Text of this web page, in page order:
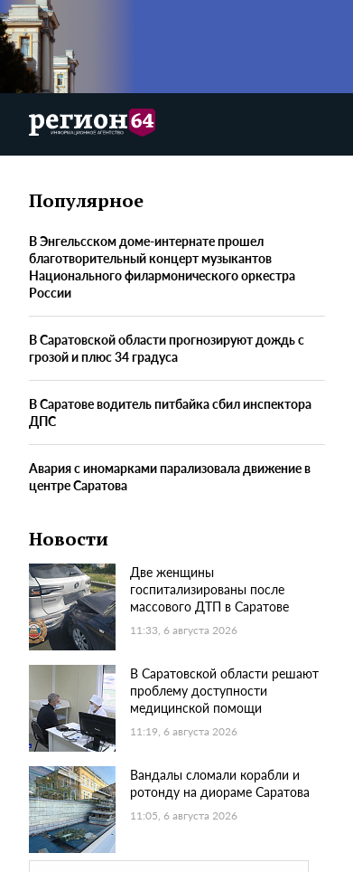
Популярное
В Энгельсском доме-интернате прошел
благотворительный концерт музыкантов
Национального филармонического оркестра
России
В Саратовской области прогнозируют дождь с
грозой и плюс 34 градуса
В Саратове водитель питбайка сбил инспектора
ДПС
Авария с иномарками парализовала движение в
центре Саратова
Новости
Две женщины
госпитализированы после
массового ДТП в Саратове
11:33, 6 августа 2026
В Саратовской области решают
проблему доступности
медицинской помощи
11:19, 6 августа 2026
Вандалы сломали корабли и
ротонду на диораме Саратова
11:05, 6 августа 2026